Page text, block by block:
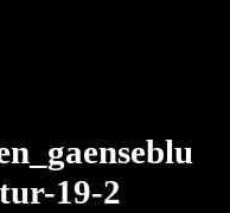
19-2